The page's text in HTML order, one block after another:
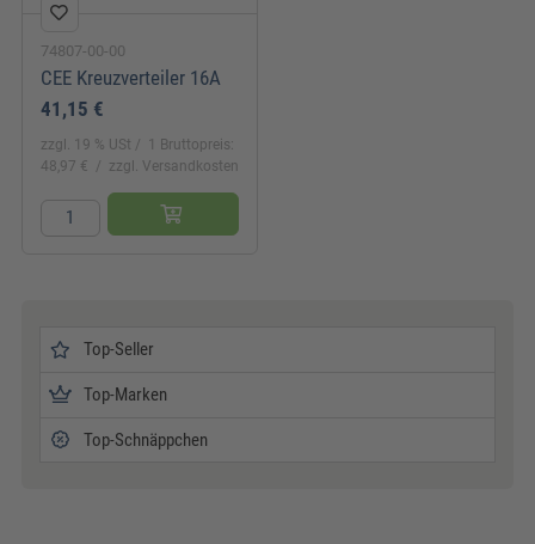
74807-00-00
CEE Kreuzverteiler 16A
41,15 €
zzgl. 19 % USt
1 Bruttopreis:
48,97 €
zzgl. Versandkosten
Top-Seller
Top-Marken
Top-Schnäppchen